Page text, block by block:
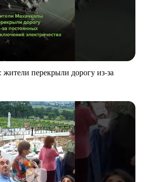
перекрыли дорогу из-за